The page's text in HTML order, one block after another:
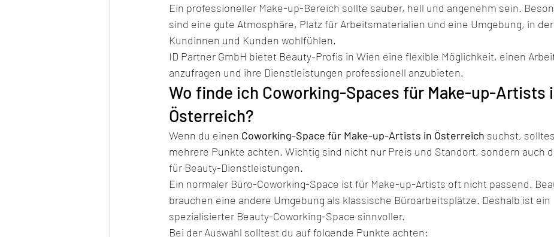
Ein professioneller Make-up-Bereich sollte sauber, hell und angenehm sein.
sind eine gute Atmosphäre, Platz für Arbeitsmaterialien und eine Umgebung, in
Kundinnen und Kunden wohlfühlen.
ID Partner GmbH bietet Beauty-Profis in Wien eine flexible Möglichkeit, einen
anzufragen und ihre Dienstleistungen professionell anzubieten.
Wo finde ich Coworking-Spaces für Make-up-Artists
Österreich?
Wenn du einen Coworking-Space für Make-up-Artists in Österreich suchst,
mehrere Punkte achten. Wichtig sind nicht nur Preis und Standort, sondern auch
für Beauty-Dienstleistungen.
Ein normaler Büro-Coworking-Space ist für Make-up-Artists oft nicht passend.
brauchen eine andere Umgebung als klassische Büroarbeitsplätze. Deshalb ist ein
spezialisierter Beauty-Coworking-Space sinnvoller.
Bei der Auswahl solltest du auf folgende Punkte achten: